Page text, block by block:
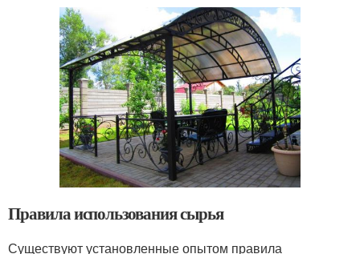
Правила использования сырья
Существуют установленные опытом правила